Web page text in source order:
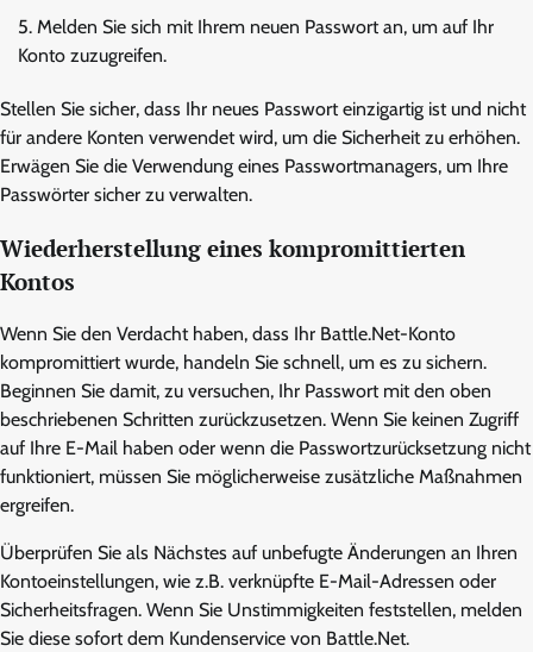
Melden Sie sich mit Ihrem neuen Passwort an, um auf Ihr
Konto zuzugreifen.
Stellen Sie sicher, dass Ihr neues Passwort einzigartig ist und nicht
für andere Konten verwendet wird, um die Sicherheit zu erhöhen.
Erwägen Sie die Verwendung eines Passwortmanagers, um Ihre
Passwörter sicher zu verwalten.
Wiederherstellung eines kompromittierten
Kontos
Wenn Sie den Verdacht haben, dass Ihr Battle.Net-Konto
kompromittiert wurde, handeln Sie schnell, um es zu sichern.
Beginnen Sie damit, zu versuchen, Ihr Passwort mit den oben
beschriebenen Schritten zurückzusetzen. Wenn Sie keinen Zugriff
auf Ihre E-Mail haben oder wenn die Passwortzurücksetzung nicht
funktioniert, müssen Sie möglicherweise zusätzliche Maßnahmen
ergreifen.
Überprüfen Sie als Nächstes auf unbefugte Änderungen an Ihren
Kontoeinstellungen, wie z.B. verknüpfte E-Mail-Adressen oder
Sicherheitsfragen. Wenn Sie Unstimmigkeiten feststellen, melden
Sie diese sofort dem Kundenservice von Battle.Net.